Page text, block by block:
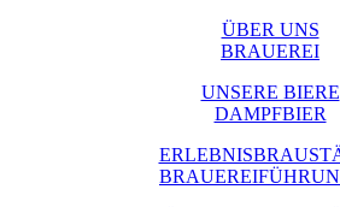
ÜBER UNS
BRAUEREI
UNSERE BIERE
DAMPFBIER